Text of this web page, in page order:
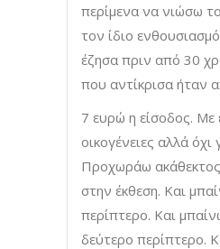
περίμενα να νιώσω το
τον ίδιο
έζησα πριν από 30
που αντίκρισα ήταν
7 ευρώ η είσοδος. Με
οικογένειες αλλά όχι
Προχωράω
στην έκθεση. Και
περίπτερο. Και
δεύτερο περίπτερο.